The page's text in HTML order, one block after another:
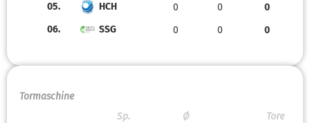
05.
HCH 0 0
0
06.
SSG 0 0 0
Tormaschine
Sp.
Ø Tore